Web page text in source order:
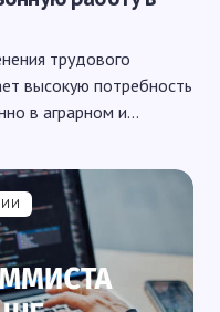
трудового
высокую потребность
в аграрном и…